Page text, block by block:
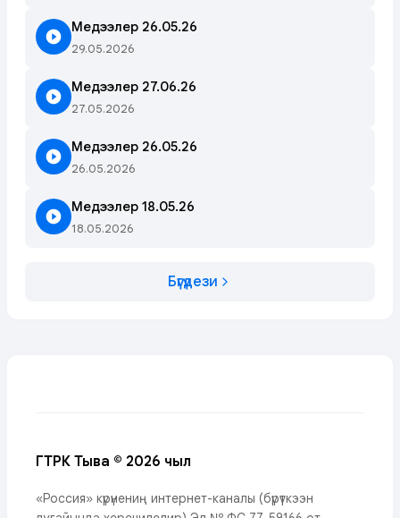
Медээлер 26.05.26
29.05.2026
Медээлер 27.06.26
27.05.2026
Медээлер 26.05.26
26.05.2026
Медээлер 18.05.26
18.05.2026
Бүгүдези
ГТРК Тыва © 2026 чыл
«Россия» күрүнениң интернет-каналы (бүрүткээн